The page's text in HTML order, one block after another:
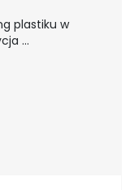
plastiku w
...